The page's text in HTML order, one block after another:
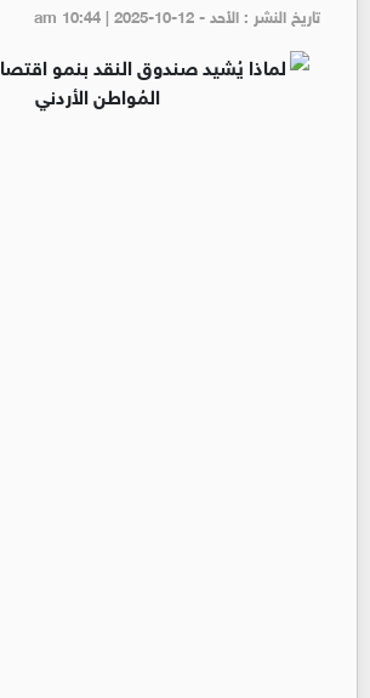
تاريخ النشر : الأحد - am 10:44 | 2025-10-12